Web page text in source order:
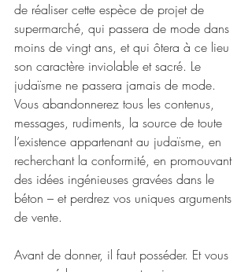
de réaliser cette espèce de projet de
supermarché, qui passera de mode dans
moins de vingt ans, et qui ôtera à ce lieu
son caractère inviolable et sacré. Le
judaïsme ne passera jamais de mode.
Vous abandonnerez tous les contenus,
messages, rudiments, la source de toute
l’existence appartenant au judaïsme, en
recherchant la conformité, en promouvant
des idées ingénieuses gravées dans le
béton – et perdrez vos uniques arguments
de vente.
Avant de donner, il faut posséder. Et vous